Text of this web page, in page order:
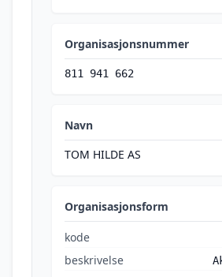
Organisasjonsnummer
811 941 662
Navn
TOM HILDE AS
Organisasjonsform
kode
beskrivelse